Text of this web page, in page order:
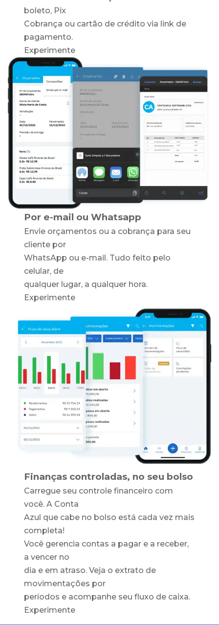
boleto, Pix
Cobrança ou cartão de crédito via link de
pagamento.
Experimente
Por e-mail ou Whatsapp
Envie orçamentos ou a cobrança para seu
cliente por
WhatsApp ou e-mail. Tudo feito pelo
celular, de
qualquer lugar, a qualquer hora.
Experimente
Finanças controladas, no seu bolso
Carregue seu controle financeiro com
você. A Conta
Azul que cabe no bolso está cada vez mais
completa!
Você gerencia contas a pagar e a receber,
a vencer no
dia e em atraso. Veja o extrato de
movimentações por
períodos e acompanhe seu fluxo de caixa.
Experimente